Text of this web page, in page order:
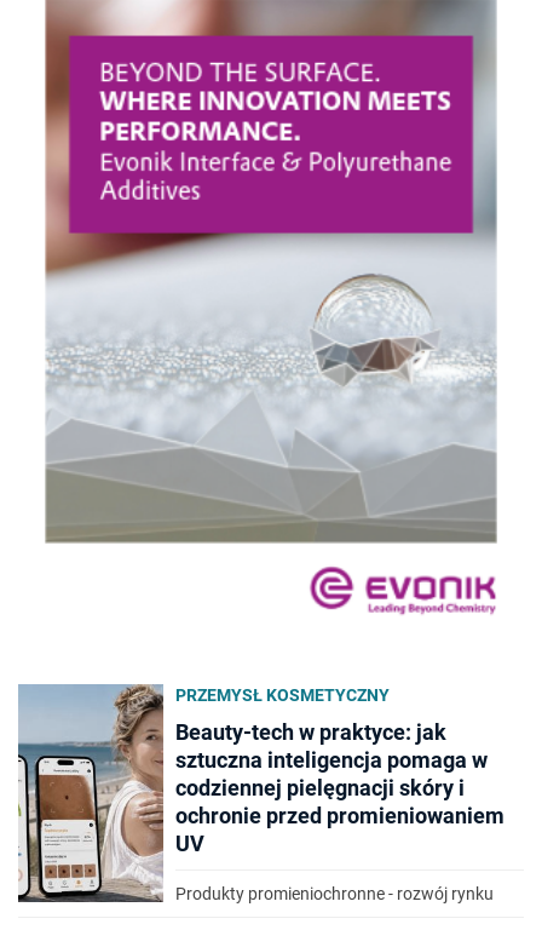
PRZEMYSŁ KOSMETYCZNY
Beauty-tech w praktyce: jak
sztuczna inteligencja pomaga w
codziennej pielęgnacji skóry i
ochronie przed promieniowaniem
UV
Produkty promieniochronne - rozwój rynku